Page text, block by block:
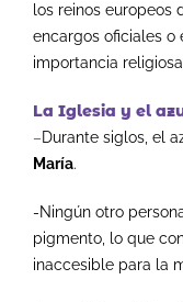
los reinos europeos
encargos oficiales o
importancia
La Iglesia y el
–Durante siglos, el
María.
-Ningún otro
pigmento, lo que
inaccesible para la